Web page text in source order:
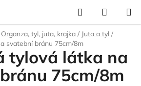
Hledat
KOŠÍK
Organza, tyl, juta, krajka / Juta a tyl /
svatební bránu 75cm/8m
tylová látka na
75cm/8m